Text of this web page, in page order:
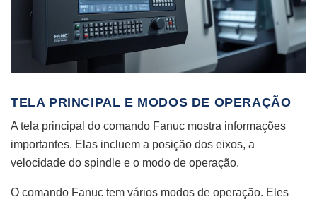
TELA PRINCIPAL E MODOS DE OPERAÇÃO
A tela principal do comando Fanuc mostra informações
importantes. Elas incluem a posição dos eixos, a
velocidade do spindle e o modo de operação.
O comando Fanuc tem vários modos de operação. Eles